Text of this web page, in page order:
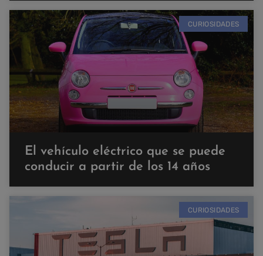
CURIOSIDADES
El vehículo eléctrico que se puede
conducir a partir de los 14 años
CURIOSIDADES